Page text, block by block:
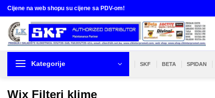
Skip
to
content
Cijene na web shopu su cijene sa PDV-om!
Kategorije SKF BETA SPIDAN
Wix Filteri klime